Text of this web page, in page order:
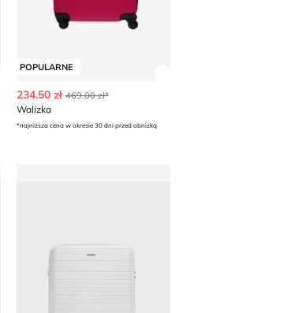
POPULARNE
234.50 zł 469.00 zł*
Walizka
*najniższa cena w okresie 30 dni przed obniżką